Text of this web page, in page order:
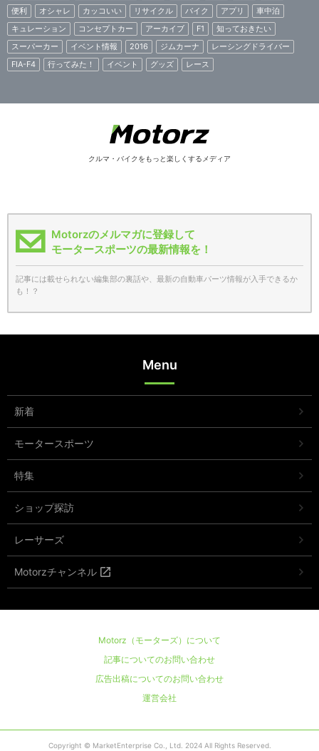
便利
オシャレ カッコいい リサイクル バイク アプリ
車中泊
キュレーション
コンセプトカー アーカイブ F1
知っておきたい
スーパーカー
イベント情報 2016 ジムカーナ
レーシングドライバー
FIA-F4
行ってみた！ イベント グッズ レース
クルマ・バイクをもっと楽しくするメディア
Motorzのメルマガに登録して
モータースポーツの最新情報を！
記事には載せられない編集部の裏話や、最新の自動車パーツ情報が入手できるか
も！？
Menu
新着
モータースポーツ
特集
ショップ探訪
レーサーズ
Motorzチャンネル
Motorz（モーターズ）について
記事についてのお問い合わせ
広告出稿についてのお問い合わせ
運営会社
Copyright © MarketEnterprise Co., Ltd. 2024 All Rights Reserved.